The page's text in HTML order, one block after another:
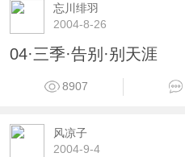
忘川绯羽
2004-8-26
04·三季·告别·别天涯
8907
风凉子
2004-9-4